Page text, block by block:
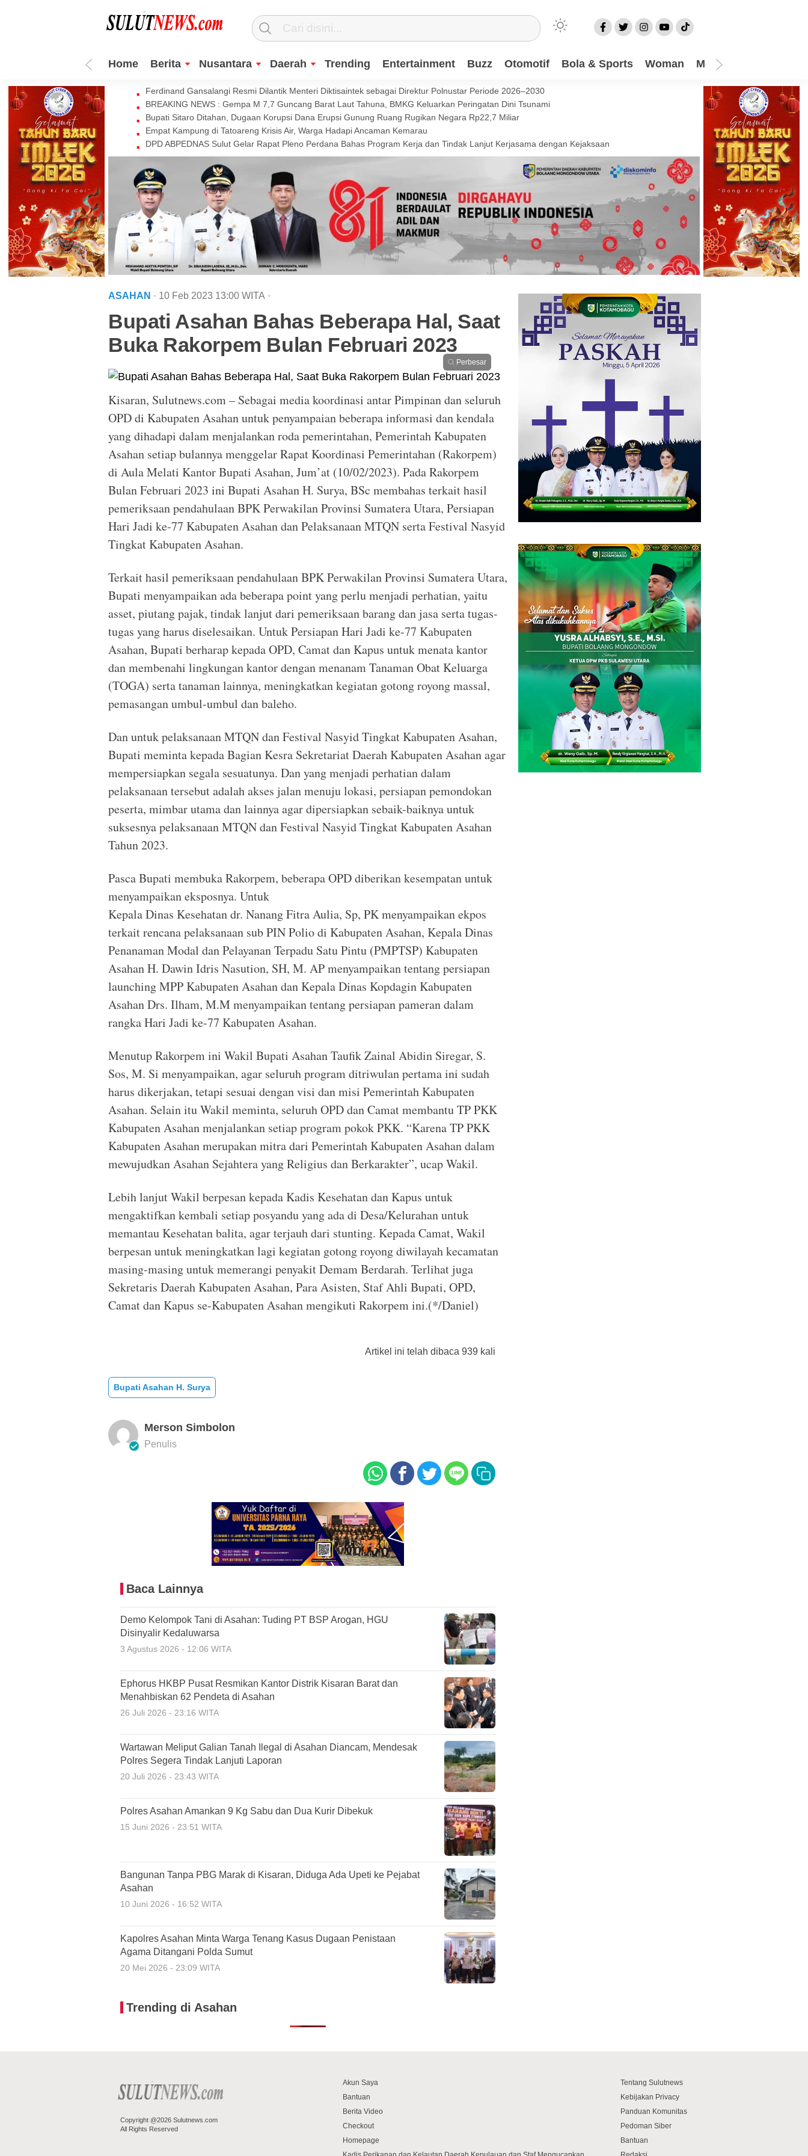
Home Berita Nusantara Daerah Trending Entertainment Buzz Otomotif Bola & Sports Woman Mom
Ferdinand Gansalangi Resmi Dilantik Menteri Diktisaintek sebagai Direktur Polnustar Periode 2026–2030
BREAKING NEWS : Gempa M 7,7 Guncang Barat Laut Tahuna, BMKG Keluarkan Peringatan Dini Tsunami
Bupati Sitaro Ditahan, Dugaan Korupsi Dana Erupsi Gunung Ruang Rugikan Negara Rp22,7 Miliar
Empat Kampung di Tatoareng Krisis Air, Warga Hadapi Ancaman Kemarau
DPD ABPEDNAS Sulut Gelar Rapat Pleno Perdana Bahas Program Kerja dan Tindak Lanjut Kerjasama dengan Kejaksaan
ASAHAN · 10 Feb 2023 13:00 WITA ·
Bupati Asahan Bahas Beberapa Hal, Saat
Buka Rakorpem Bulan Februari 2023
Perbesar
Kisaran, Sulutnews.com – Sebagai media koordinasi antar Pimpinan dan seluruh
OPD di Kabupaten Asahan untuk penyampaian beberapa informasi dan kendala
yang dihadapi dalam menjalankan roda pemerintahan, Pemerintah Kabupaten
Asahan setiap bulannya menggelar Rapat Koordinasi Pemerintahan (Rakorpem)
di Aula Melati Kantor Bupati Asahan, Jum’at (10/02/2023). Pada Rakorpem
Bulan Februari 2023 ini Bupati Asahan H. Surya, BSc membahas terkait hasil
pemeriksaan pendahulaan BPK Perwakilan Provinsi Sumatera Utara, Persiapan
Hari Jadi ke-77 Kabupaten Asahan dan Pelaksanaan MTQN serta Festival Nasyid
Tingkat Kabupaten Asahan.
Terkait hasil pemeriksaan pendahulaan BPK Perwakilan Provinsi Sumatera Utara,
Bupati menyampaikan ada beberapa point yang perlu menjadi perhatian, yaitu
asset, piutang pajak, tindak lanjut dari pemeriksaan barang dan jasa serta tugas-
tugas yang harus diselesaikan. Untuk Persiapan Hari Jadi ke-77 Kabupaten
Asahan, Bupati berharap kepada OPD, Camat dan Kapus untuk menata kantor
dan membenahi lingkungan kantor dengan menanam Tanaman Obat Keluarga
(TOGA) serta tanaman lainnya, meningkatkan kegiatan gotong royong massal,
pemasangan umbul-umbul dan baleho.
Dan untuk pelaksanaan MTQN dan Festival Nasyid Tingkat Kabupaten Asahan,
Bupati meminta kepada Bagian Kesra Sekretariat Daerah Kabupaten Asahan agar
mempersiapkan segala sesuatunya. Dan yang menjadi perhatian dalam
pelaksanaan tersebut adalah akses jalan menuju lokasi, persiapan pemondokan
peserta, mimbar utama dan lainnya agar dipersiapkan sebaik-baiknya untuk
suksesnya pelaksanaan MTQN dan Festival Nasyid Tingkat Kabupaten Asahan
Tahun 2023.
Pasca Bupati membuka Rakorpem, beberapa OPD diberikan kesempatan untuk
menyampaikan eksposnya. Untuk
Kepala Dinas Kesehatan dr. Nanang Fitra Aulia, Sp, PK menyampaikan ekpos
terkait rencana pelaksanaan sub PIN Polio di Kabupaten Asahan, Kepala Dinas
Penanaman Modal dan Pelayanan Terpadu Satu Pintu (PMPTSP) Kabupaten
Asahan H. Dawin Idris Nasution, SH, M. AP menyampaikan tentang persiapan
launching MPP Kabupaten Asahan dan Kepala Dinas Kopdagin Kabupaten
Asahan Drs. Ilham, M.M menyampaikan tentang persiapan pameran dalam
rangka Hari Jadi ke-77 Kabupaten Asahan.
Menutup Rakorpem ini Wakil Bupati Asahan Taufik Zainal Abidin Siregar, S.
Sos, M. Si menyampaikan, agar seluruh program ditriwulan pertama ini sudah
harus dikerjakan, tetapi sesuai dengan visi dan misi Pemerintah Kabupaten
Asahan. Selain itu Wakil meminta, seluruh OPD dan Camat membantu TP PKK
Kabupaten Asahan menjalankan setiap program pokok PKK. “Karena TP PKK
Kabupaten Asahan merupakan mitra dari Pemerintah Kabupaten Asahan dalam
mewujudkan Asahan Sejahtera yang Religius dan Berkarakter”, ucap Wakil.
Lebih lanjut Wakil berpesan kepada Kadis Kesehatan dan Kapus untuk
mengaktifkan kembali setiap posyandu yang ada di Desa/Kelurahan untuk
memantau Kesehatan balita, agar terjauh dari stunting. Kepada Camat, Wakil
berpesan untuk meningkatkan lagi kegiatan gotong royong diwilayah kecamatan
masing-masing untuk memerangi penyakit Demam Berdarah. Terlihat juga
Sekretaris Daerah Kabupaten Asahan, Para Asisten, Staf Ahli Bupati, OPD,
Camat dan Kapus se-Kabupaten Asahan mengikuti Rakorpem ini.(*/Daniel)
Artikel ini telah dibaca 939 kali
Bupati Asahan H. Surya
Merson Simbolon
Penulis
Baca Lainnya
Demo Kelompok Tani di Asahan: Tuding PT BSP Arogan, HGU
Disinyalir Kedaluwarsa
3 Agustus 2026 - 12:06 WITA
Ephorus HKBP Pusat Resmikan Kantor Distrik Kisaran Barat dan
Menahbiskan 62 Pendeta di Asahan
26 Juli 2026 - 23:16 WITA
Wartawan Meliput Galian Tanah Ilegal di Asahan Diancam, Mendesak
Polres Segera Tindak Lanjuti Laporan
20 Juli 2026 - 23:43 WITA
Polres Asahan Amankan 9 Kg Sabu dan Dua Kurir Dibekuk
15 Juni 2026 - 23:51 WITA
Bangunan Tanpa PBG Marak di Kisaran, Diduga Ada Upeti ke Pejabat
Asahan
10 Juni 2026 - 16:52 WITA
Kapolres Asahan Minta Warga Tenang Kasus Dugaan Penistaan
Agama Ditangani Polda Sumut
20 Mei 2026 - 23:09 WITA
Trending di Asahan
Copyright @2026 Sulutnews.com
All Rights Reserved
Akun Saya
Bantuan
Berita Video
Checkout
Homepage
Tentang Sulutnews
Kebijakan Privacy
Panduan Komunitas
Pedoman Siber
Bantuan